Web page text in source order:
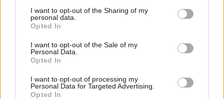
not limited to your visit or usage behaviour. You may click to
grant or deny consent to Google and its third-party tags to
use your data for below specified purposes in below Google
consent section.
I want to opt-out of the Sharing of my
personal data.
Opted In
I want to opt-out of the Sale of my
Personal Data.
Opted In
I want to opt-out of processing my
Personal Data for Targeted Advertising.
Opted In
Forrás:Hirado.hu
Zene Drog